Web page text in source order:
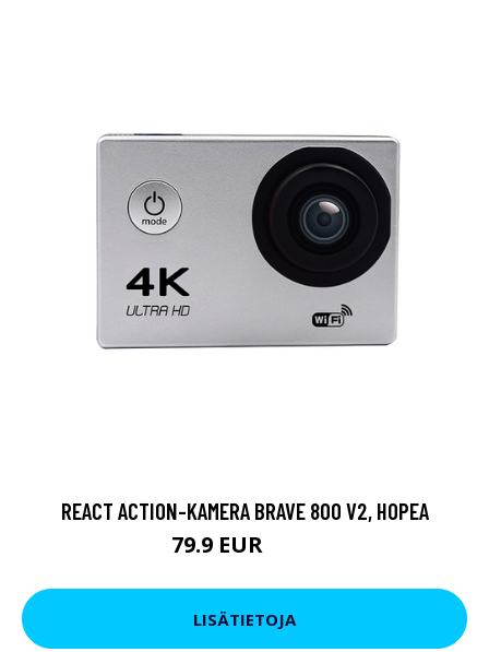
REACT ACTION-KAMERA BRAVE 800 V2, HOPEA
79.9 EUR
LISÄTIETOJA